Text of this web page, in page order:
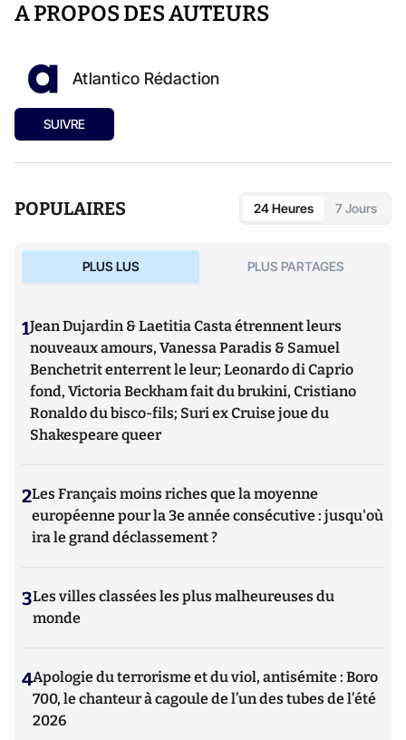
A PROPOS DES AUTEURS
Atlantico Rédaction
SUIVRE
POPULAIRES 24 Heures 7 Jours
PLUS LUS PLUS PARTAGES
1Jean Dujardin & Laetitia Casta étrennent leurs
nouveaux amours, Vanessa Paradis & Samuel
Benchetrit enterrent le leur; Leonardo di Caprio
fond, Victoria Beckham fait du brukini, Cristiano
Ronaldo du bisco-fils; Suri ex Cruise joue du
Shakespeare queer
2Les Français moins riches que la moyenne
européenne pour la 3e année consécutive : jusqu'où
ira le grand déclassement ?
3Les villes classées les plus malheureuses du
monde
4Apologie du terrorisme et du viol, antisémite : Boro
700, le chanteur à cagoule de l’un des tubes de l’été
2026